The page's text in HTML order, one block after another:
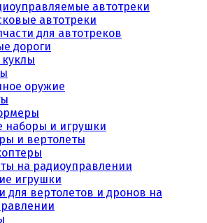
автотреки
автотреки
для автотреков
дороги
оружие
наборы и игрушки
и вертолеты
на радиоуправлении
игрушки
для вертолетов и дронов на